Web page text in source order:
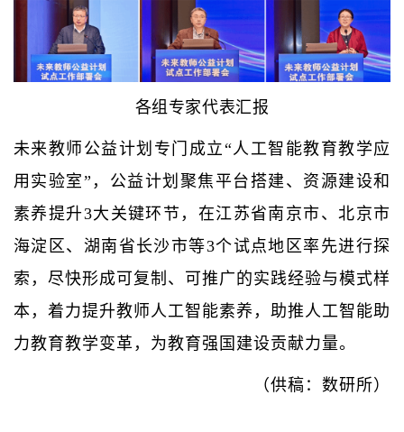
各组专家代表汇报
未来教师公益计划专门成立“人工智能教育教学应
用实验室”，公益计划聚焦平台搭建、资源建设和
素养提升3大关键环节，在江苏省南京市、北京市
海淀区、湖南省长沙市等3个试点地区率先进行探
索，尽快形成可复制、可推广的实践经验与模式样
本，着力提升教师人工智能素养，助推人工智能助
力教育教学变革，为教育强国建设贡献力量。
（供稿：数研所）